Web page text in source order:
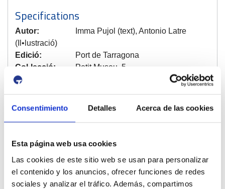
Consentimiento Detalles Acerca de las cookies
Esta página web usa cookies
Las cookies de este sitio web se usan para personalizar
el contenido y los anuncios, ofrecer funciones de redes
sociales y analizar el tráfico. Además, compartimos
Specifications
Autor:
Imma Pujol (text), Antonio Latre
(Il•lustració)
Edició:
Port de Tarragona
Col·lecció:
Petit Museu, 5
Any:
Mides:
21 X 21
< Anterior Següent >